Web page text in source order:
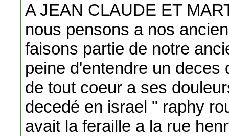
A JEAN CLAUDE ET
nous pensons a nos
faisons partie de notre
peine d'entendre un
de tout coeur a ses
decedé en israel " raphy
avait la feraille a la rue